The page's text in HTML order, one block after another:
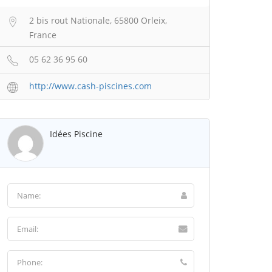
2 bis rout Nationale, 65800 Orleix,
France
05 62 36 95 60
http://www.cash-piscines.com
Idées Piscine